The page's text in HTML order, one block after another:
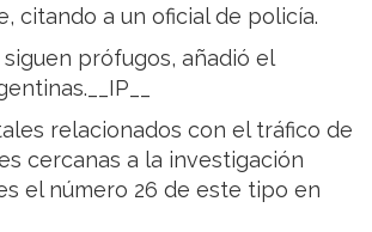
citando a un oficial de policía.
prófugos, añadió el
relacionados con el tráfico de
cercanas a la investigación
el número 26 de este tipo en